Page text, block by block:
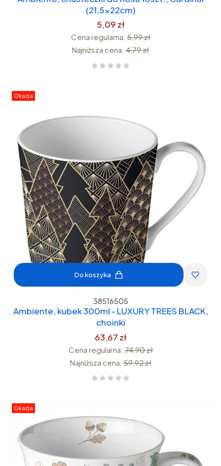
(21,5x22cm)
5,09 zł
Cena regularna: 5,99 zł
Najniższa cena: 4,79 zł
Okazja
Do koszyka
38516505
Ambiente, kubek 300ml - LUXURY TREES BLACK,
choinki
63,67 zł
Cena regularna: 74,90 zł
Najniższa cena: 59,92 zł
Okazja